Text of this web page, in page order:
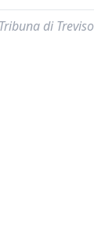
di Treviso